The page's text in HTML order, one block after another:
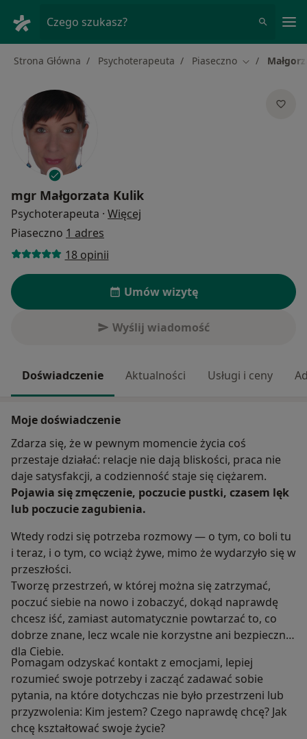
Czego szukasz?
Strona Główna Psychoterapeuta Piaseczno Zmień miasto
mgr Małgorzata Kulik
Psychoterapeuta · Więcej
Piaseczno 1 adres
18 opinii
Umów wizytę
Wyślij wiadomość
Doświadczenie Aktualności Usługi i ceny
Moje doświadczenie
Zdarza się, że w pewnym momencie życia coś
przestaje działać: relacje nie dają bliskości, praca nie
daje satysfakcji, a codzienność staje się ciężarem.
Pojawia się zmęczenie, poczucie pustki, czasem lęk
lub poczucie zagubienia.
Wtedy rodzi się potrzeba rozmowy — o tym, co boli tu
i teraz, i o tym, co wciąż żywe, mimo że wydarzyło się w
przeszłości.
Tworzę przestrzeń, w której można się zatrzymać,
poczuć siebie na nowo i zobaczyć, dokąd naprawdę
chcesz iść, zamiast automatycznie powtarzać to, co
dobrze znane, lecz wcale nie korzystne ani bezpieczne
dla Ciebie.
Pomagam odzyskać kontakt z emocjami, lepiej
rozumieć swoje potrzeby i zacząć zadawać sobie
pytania, na które dotychczas nie było przestrzeni lub
przyzwolenia: Kim jestem? Czego naprawdę chcę? Jak
chcę kształtować swoje życie?